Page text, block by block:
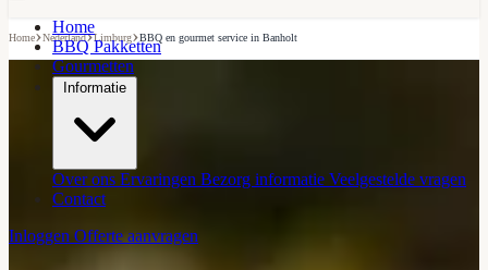
Home
BBQ Pakketten
Gourmetten
Informatie
Over ons Ervaringen Bezorg informatie Veelgestelde vragen
Contact
Inloggen Offerte aanvragen
Home›Nederland›Limburg›BBQ en gourmet service in Banholt